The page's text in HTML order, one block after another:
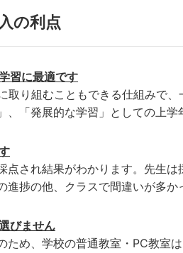
の利点
習に最適です
取り組むこともできる仕組みで
「発展的な学習」としての上学
点され結果がわかります。先生
捗の他、クラスで間違いが多か
びません
ため、学校の普通教室・PC教室